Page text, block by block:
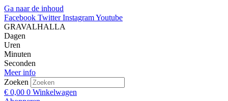
Ga naar de inhoud
Facebook Twitter InstagramYoutube
GRAVALHALLA
Dagen
Uren
Minuten
Seconden
Meer info
Zoeken
€ 0,00 0 Winkelwagen